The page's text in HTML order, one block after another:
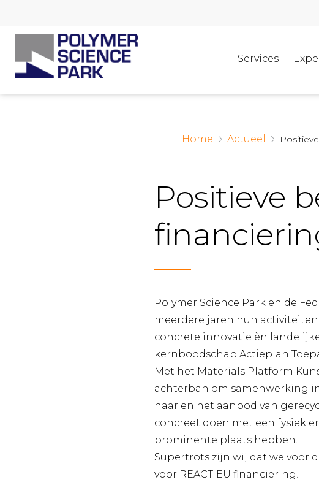
Services
Home Actueel
Positieve
Polymer Science Park en de
meerdere jaren hun
concrete innovatie èn
kernboodschap Actieplan
Met het Materials Platform
achterban om samenwerking
naar en het aanbod van
concreet doen met een fysiek
prominente plaats hebben.
Supertrots zijn wij dat we voor
voor REACT-EU financiering!